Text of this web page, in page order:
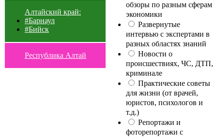
Алтайский край:
#Барнаул
#Бийск
Республика Алтай
обзоры по разным сферам
экономики
Развернутые
интервью с экспертами в
разных областях знаний
Новости о
происшествиях, ЧС, ДТП,
криминале
Практические советы
для жизни (от врачей,
юристов, психологов и
т.д.)
Репортажи и
фоторепортажи с